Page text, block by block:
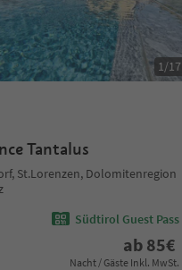
1/17
Tantalus
St.Lorenzen, Dolomitenregion
Südtirol Guest Pass
ab 85€
Nacht / Gäste Inkl. MwSt.